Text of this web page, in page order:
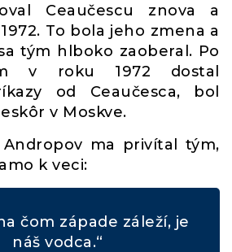
Ceaučescu znova a
To bola jeho zmena a
tým hlboko zaoberal. Po
v roku 1972 dostal
od Ceaučesca, bol
v Moskve.
Andropov ma privítal tým,
k veci:
čom západe záleží, je
náš vodca.“